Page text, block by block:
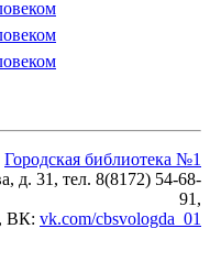
Городская библиотека №1
д. 31, тел. 8(8172) 54-68-
91,
, ВК: vk.com/cbsvologda_01